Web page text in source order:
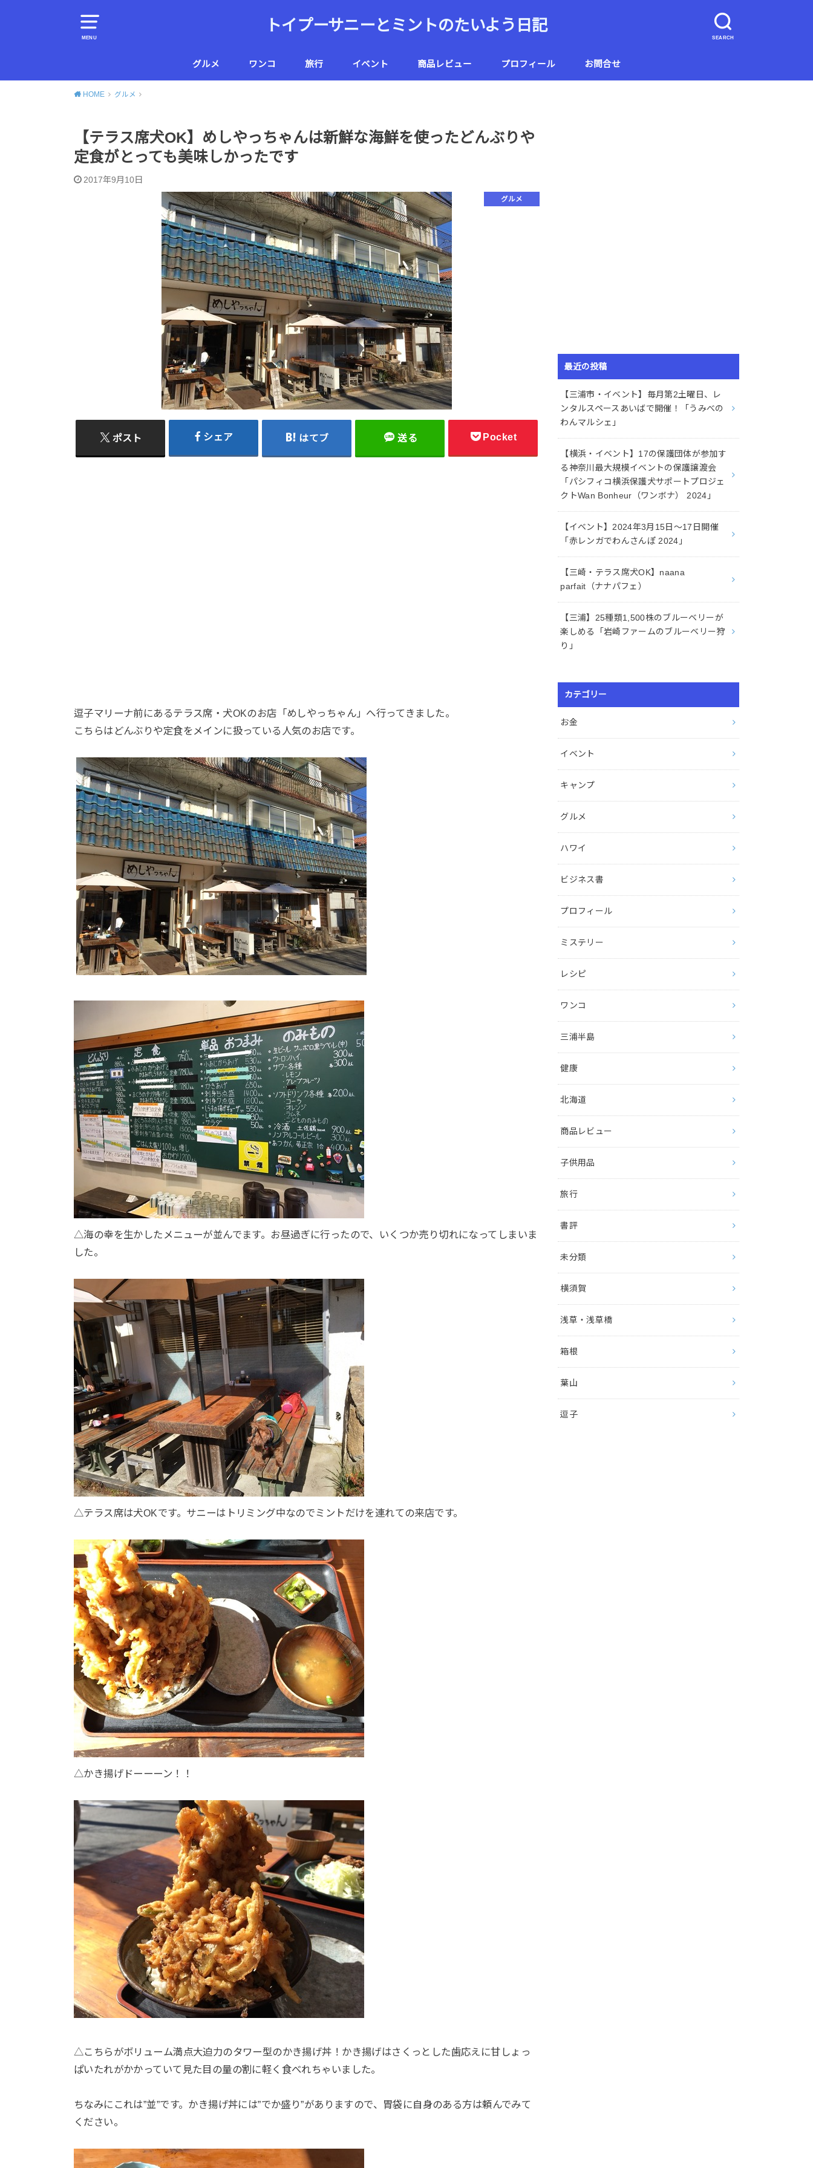
MENU SEARCH
トイプーサニーとミントのたいよう日記
グルメ ワンコ 旅行 イベント 商品レビュー プロフィール お問合せ
HOME グルメ
【テラス席犬OK】めしやっちゃんは新鮮な海鮮を使ったどんぶりや
定食がとっても美味しかったです
2017年9月10日
グルメ
ポスト シェア はてブ 送る Pocket
逗子マリーナ前にあるテラス席・犬OKのお店「めしやっちゃん」へ行ってきました。
こちらはどんぶりや定食をメインに扱っている人気のお店です。
△海の幸を生かしたメニューが並んでます。お昼過ぎに行ったので、いくつか売り切れになってしまいま
した。
△テラス席は犬OKです。サニーはトリミング中なのでミントだけを連れての来店です。
△かき揚げドーーーン！！
△こちらがボリューム満点大迫力のタワー型のかき揚げ丼！かき揚げはさくっとした歯応えに甘しょっ
ぱいたれがかかっていて見た目の量の割に軽く食べれちゃいました。
ちなみにこれは”並”です。かき揚げ丼には”でか盛り”がありますので、胃袋に自身のある方は頼んでみて
ください。
最近の投稿
【三浦市・イベント】毎月第2土曜日、レ
ンタルスペースあいばで開催！「うみべの
わんマルシェ」
【横浜・イベント】17の保護団体が参加す
る神奈川最大規模イベントの保護譲渡会
「パシフィコ横浜保護犬サポートプロジェ
クトWan Bonheur（ワンボナ） 2024」
【イベント】2024年3月15日〜17日開催
「赤レンガでわんさんぽ 2024」
【三崎・テラス席犬OK】naana
parfait（ナナパフェ）
【三浦】25種類1,500株のブルーベリーが
楽しめる「岩崎ファームのブルーベリー狩
り」
カテゴリー
お金
イベント
キャンプ
グルメ
ハワイ
ビジネス書
プロフィール
ミステリー
レシピ
ワンコ
三浦半島
健康
北海道
商品レビュー
子供用品
旅行
書評
未分類
横須賀
浅草・浅草橋
箱根
葉山
逗子